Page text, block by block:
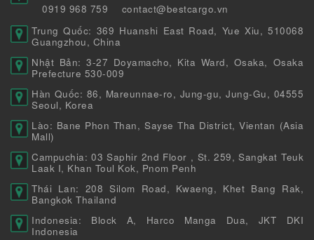
0919 968 759
contact@bestcargo.vn
Trung Quốc: 369 Huanshi East Road, Yue Xiu, 510068
Guangzhou, China
Nhật Bản: 3-27 Doyamacho, Kita Ward, Osaka, Osaka
Prefecture 530-009
Hàn Quốc: 86, Mareunnae-ro, Jung-gu, Jung-Gu, 04555
Seoul, Korea
Lào: Bane Phon Than, Sayse Tha District, Vientan (Asia
Mall)
Campuchia: 03 Saphir 2nd Floor , St. 259, Sangkat Teuk
Laak I, Khan Toul Kok, Pnom Penh
Thái Lan: 208 Silom Road, Kwaeng, Khet Bang Rak,
Bangkok Thailand
Indonesia: Block A, Harco Manga Dua, JKT DKI
Indonesia